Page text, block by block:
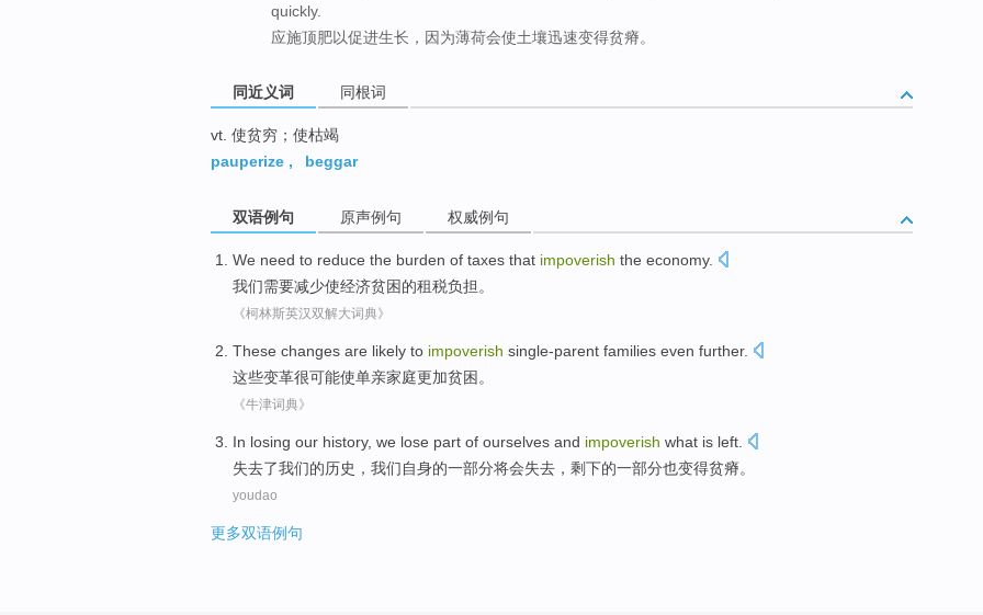
quickly.
应施顶肥以促进生长，因为薄荷会使土壤迅速变得贫瘠。
同近义词 同根词
vt. 使贫穷；使枯竭
pauperize , beggar
双语例句 原声例句 权威例句
We need to reduce the burden of taxes that impoverish the economy.
我们需要减少使经济贫困的租税负担 。
《柯林斯英汉双解大词典》
These changes are likely to impoverish single-parent families even further.
这些变革很可能使单亲家庭更加贫困。
《牛津词典》
In losing our history, we lose part of ourselves and impoverish what is left
失去了我们的历史 ， 我们自身的一部分将会失去 ，剩下的一部分也变得贫瘠。
youdao
更多双语例句